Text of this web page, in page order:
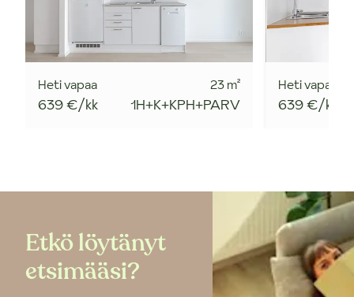
Heti vapaa
639 €/kk
23m²
1H+K+KPH+PARV
Heti vapaa
639 €/kk
Etkö löytänyt
etsimääsi?